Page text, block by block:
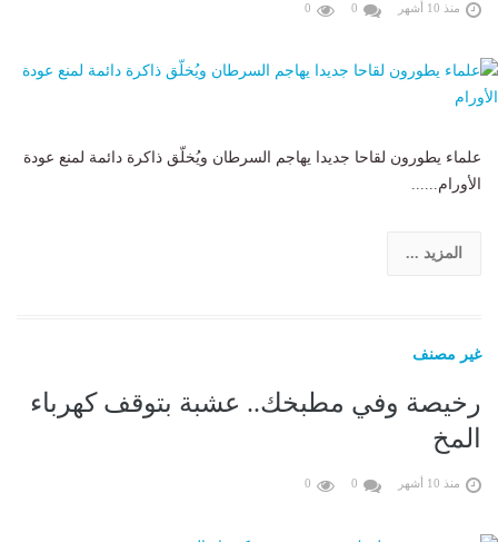
منذ 10 أشهر 0
0
علماء يطورون لقاحا جديدا يهاجم السرطان ويُخلّق ذاكرة دائمة لمنع عودة
الأورام......
المزيد ...
غير مصنف
رخيصة وفي مطبخك.. عشبة بتوقف كهرباء
المخ
منذ 10 أشهر 0
0